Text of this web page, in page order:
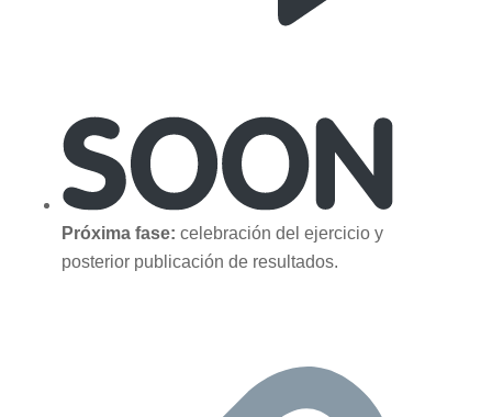
Próxima fase: celebración del ejercicio y
posterior publicación de resultados.